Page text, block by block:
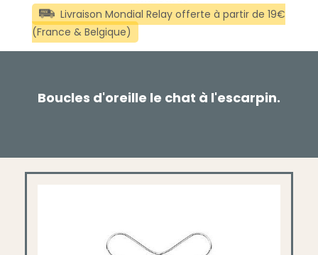
Boucles d'oreille le chat à l'escarpin.